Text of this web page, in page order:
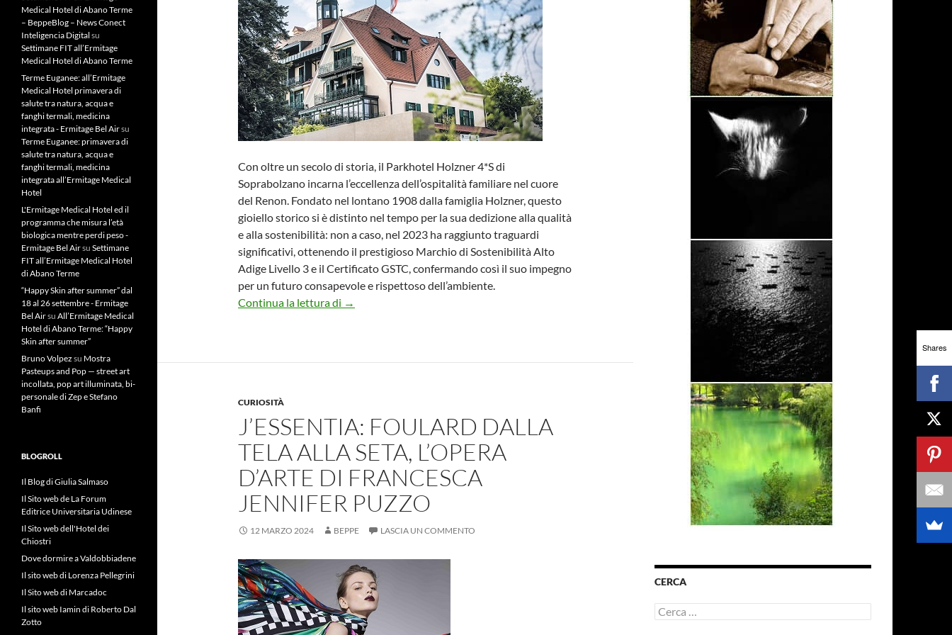
Con oltre un secolo di storia, il Parkhotel Holzner 4*S di
Soprabolzano incarna l’eccellenza dell’ospitalità familiare nel cuore
del Renon. Fondato nel lontano 1908 dalla famiglia Holzner, questo
gioiello storico si è distinto nel tempo per la sua dedizione alla qualità
e alla sostenibilità: non a caso, nel 2023 ha raggiunto traguardi
significativi, ottenendo il prestigioso Marchio di Sostenibilità Alto
Adige Livello 3 e il Certificato GSTC, confermando così il suo impegno
per un futuro consapevole e rispettoso dell’ambiente.
Continua la lettura di Riapre il 23 marzo il Parkhotel Holzner
→
CURIOSITÀ
J’ESSENTIA: FOULARD DALLA
TELA ALLA SETA, L’OPERA
D’ARTE DI FRANCESCA
JENNIFER PUZZO
12 MARZO 2024 BEPPE LASCIA UN COMMENTO
CERCA
Ricerca
per:
Medical Hotel di Abano Terme
– BeppeBlog – News Conect
Inteligencia Digital su
Settimane FIT all’Ermitage
Medical Hotel di Abano Terme
Terme Euganee: all’Ermitage
Medical Hotel primavera di
salute tra natura, acqua e
fanghi termali, medicina
integrata - Ermitage Bel Airsu
Terme Euganee: primavera di
salute tra natura, acqua e
fanghi termali, medicina
integrata all’Ermitage Medical
Hotel
L'Ermitage Medical Hotel ed il
programma che misura l’età
biologica mentre perdi peso -
Ermitage Bel Airsu Settimane
FIT all’Ermitage Medical Hotel
di Abano Terme
“Happy Skin after summer” dal
18 al 26 settembre - Ermitage
Bel Airsu All’Ermitage Medical
Hotel di Abano Terme: “Happy
Skin after summer”
Bruno Volpez su Mostra
Pasteups and Pop — street art
incollata, pop art illuminata, bi-
personale di Zep e Stefano
Banfi
BLOGROLL
Il Blog di Giulia Salmaso
Il Sito web de La Forum
Editrice Universitaria Udinese
Il Sito web dell'Hotel dei
Chiostri
Dove dormire a Valdobbiadene
Il sito web di Lorenza Pellegrini
Il Sito web di Marcadoc
Il sito web Iamin di Roberto Dal
Zotto
Shares